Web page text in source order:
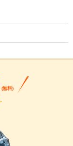
(無料)